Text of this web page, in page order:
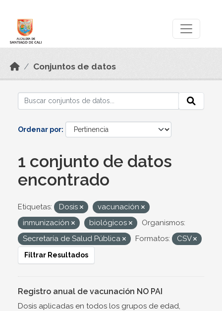
Conjuntos de datos
Ordenar por
1 conjunto de datos
encontrado
Etiquetas: Dosis
vacunación
inmunización
biológicos
Organismos:
Secretaría de Salud Pública
Formatos: CSV
Filtrar Resultados
Registro anual de vacunación NO PAI
Dosis aplicadas en todos los grupos de edad,